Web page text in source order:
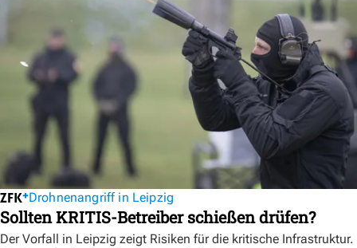
Drohnenangriff in Leipzig
Sollten KRITIS-Betreiber schießen drüfen?
Der Vorfall in Leipzig zeigt Risiken für die kritische Infrastruktur.